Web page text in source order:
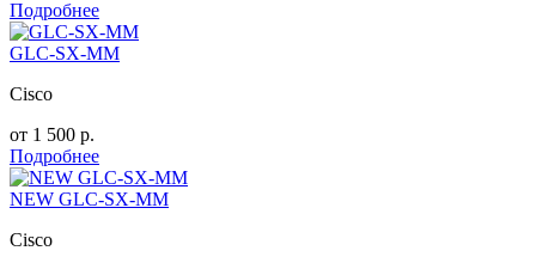
Подробнее
GLC-SX-MM
Cisco
от 1 500 р.
Подробнее
NEW GLC-SX-MM
Cisco